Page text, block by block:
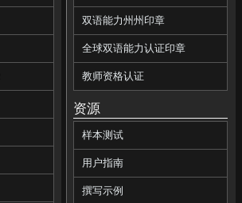
双语能力州州印章
全球双语能力认证印章
教师资格认证
资源
样本测试
用户指南
撰写示例